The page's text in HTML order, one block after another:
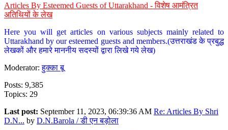
Articles By Esteemed Guests of Uttarakhand - विशेष आमंत्रित
अतिथियों के लेख
Here you will get articles on various subjects mainly related to
Uttarakhand by our esteemed guests and members.(उत्तराखंड के प्रबुद्ध
लेखकों और हमारे माननीय सदस्यों द्वारा लिखे गये लेख)
Moderator:हुक्का बू
Posts: 9,385
Topics: 29
Last post: September 11, 2023, 06:39:36 AM Re: Articles By Shri
D.N... by D.N.Barola / डी एन बड़ोला